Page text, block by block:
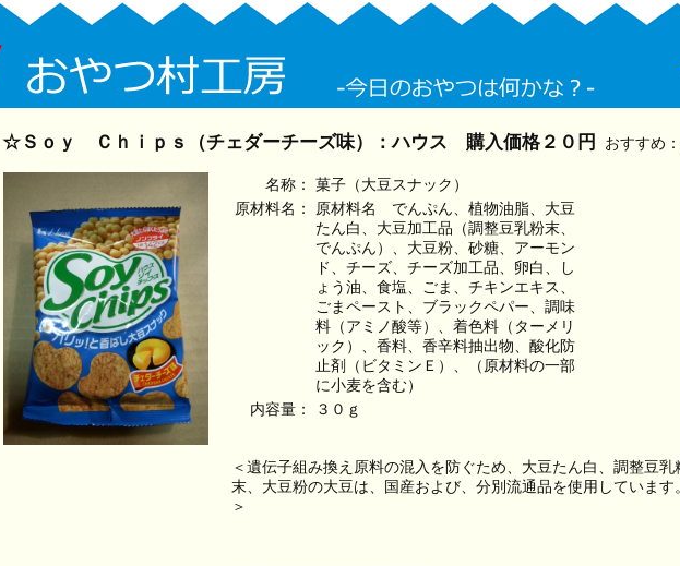
☆Ｓｏｙ Ｃｈｉｐｓ（チェダーチーズ味）：ハウス 購入価格２０円 おすす
名称：
菓子（大豆スナック）
原材料名：
原材料名 でんぷん、植物油脂、大豆
たん白、大豆加工品（調整豆乳粉末、
でんぷん）、大豆粉、砂糖、アーモン
ド、チーズ、チーズ加工品、卵白、し
ょう油、食塩、ごま、チキンエキス、
ごまペースト、ブラックペパー、調味
料（アミノ酸等）、着色料（ターメリ
ック）、香料、香辛料抽出物、酸化防
止剤（ビタミンＥ）、（原材料の一部
に小麦を含む）
内容量：
３０ｇ
＜遺伝子組み換え原料の混入を防ぐため、大豆たん白、調整豆乳
末、大豆粉の大豆は、国産および、分別流通品を使用しています
＞